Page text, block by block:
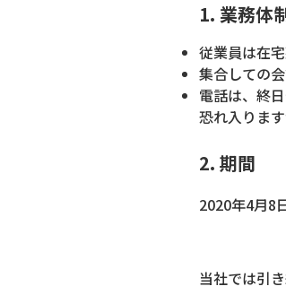
1. 業務体
従業員は在
集合しての
電話は、終
恐れ入りま
2. 期間
2020年4月8
当社では引